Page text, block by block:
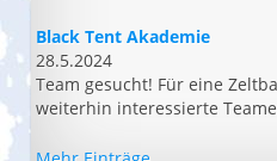
Black Tent Akademie
28.5.2024
Team gesucht! Für eine
weiterhin interessierte